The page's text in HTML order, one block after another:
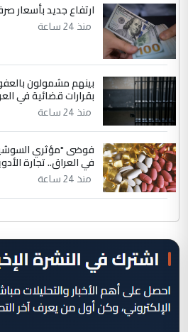
ارتفاع جديد بأسعار
منذ 24 ساعة
بقرارات قضائية في
منذ 24 ساعة
فوضى "مؤثري
في العراق.. تجارة
منذ 24 ساعة